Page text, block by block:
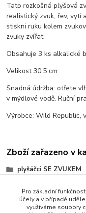
Tato rozkošná plyšová
realistický zvuk, řev, vytí
stiskni ruku kolem
zvuky zvířat.
Obsahuje 3 ks alkalické
Velikost 30,5 cm
Snadná údržba: otřete
v mýdlové vodě. Ruční
Výrobce: Wild Republic,
Zboží zařazeno v
plyšáčci SE ZVUKEM
Pro základní
účely a v případě
využíváme soubory